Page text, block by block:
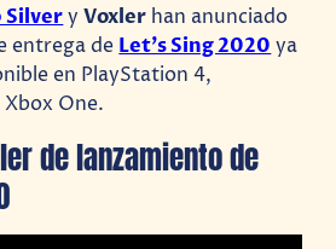
SilveryVoxler han anunciado
entrega de Let’s Sing 2020 ya
en PlayStation 4,
One.
de lanzamiento de